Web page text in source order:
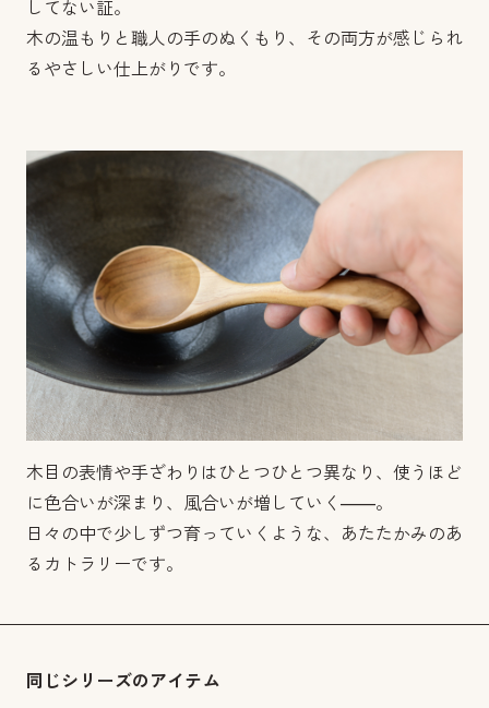
してない証。
木の温もりと職人の手のぬくもり、その両方が感じられ
るやさしい仕上がりです。
木目の表情や手ざわりはひとつひとつ異なり、使うほど
に色合いが深まり、風合いが増していく——。
日々の中で少しずつ育っていくような、あたたかみのあ
るカトラリーです。
同じシリーズのアイテム